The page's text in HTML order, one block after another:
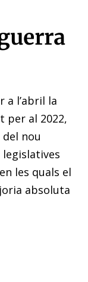
a l’abril la
per al 2022,
nou
legislatives
les quals el
absoluta